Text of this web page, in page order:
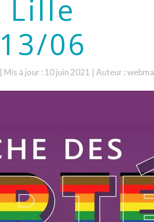
Lille
13/06
| Mis à jour : 10 juin 2021 | Auteur :